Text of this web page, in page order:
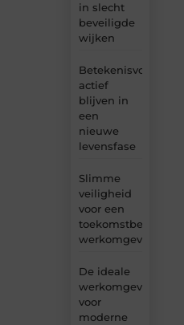
in slecht
beveiligde
wijken
Betekenisvol
actief
blijven in
een
nieuwe
levensfase
Slimme
veiligheid
voor een
werkomgeving
De ideale
werkomgeving
voor
moderne